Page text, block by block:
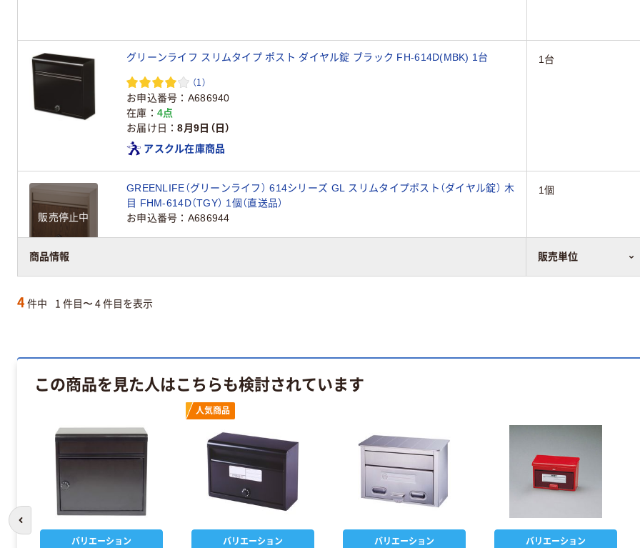
商品情報 販売単位
グリーンライフ スリムタイプ ポスト ダイヤル錠 ブラック FH-614D(MBK) 1台
（1）
お申込番号
A686940
在庫
4点
お届け日
8月9日（日）
アスクル在庫商品
1台
販売停止中
GREENLIFE（グリーンライフ） 614シリーズ GL スリムタイプポスト（ダイヤル錠） 木
目 FHM-614D（TGY） 1個（直送品）
お申込番号
A686944
1個
4 件中 1 件目〜 4 件目を表示
この商品を見た人はこちらも検討されています
バリエーション
人気商品
バリエーション バリエーション バリエーション
前のスライドへ